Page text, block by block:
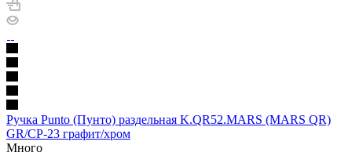
Ручка Punto (Пунто) раздельная K.QR52.MARS (MARS QR)
GR/CP-23 графит/хром
Много